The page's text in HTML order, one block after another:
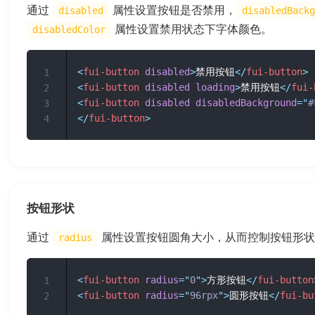
通过 disabled 属性设置按钮是否禁用，
disabledColor
属性设置禁用状态下字体颜色。
<fui-button disabled>禁用按钮</fui-button>
<fui-button disabled loading>禁用按钮</fui-
<fui-button disabled disabledBackground="
</fui-button>
1
2
3
4
按钮形状
通过 radius 属性设置按钮圆角大小，从而控制按钮形
<fui-button radius="0">方形按钮</fui-button
<fui-button radius="96rpx">圆形按钮</fui-
1
2